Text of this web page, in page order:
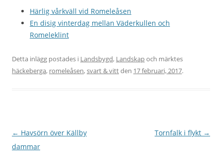
Härlig vårkväll vid Romeleåsen
En disig vinterdag mellan Väderkullen och
Romeleklint
Detta inlägg postades i Landsbygd, Landskapoch märktes
häckeberga, romeleåsen,svart & vittden 17 februari, 2017.
Inläggsnavigering
← Havsörn över Källby
dammar
Tornfalk i flykt →